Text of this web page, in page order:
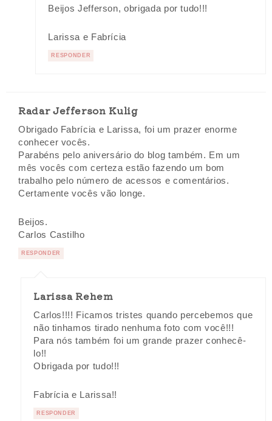
Beijos Jefferson, obrigada por tudo!!!
Larissa e Fabrícia
RESPONDER
Radar Jefferson Kulig
Obrigado Fabrícia e Larissa, foi um prazer enorme
conhecer vocês.
Parabéns pelo aniversário do blog também. Em um
mês vocês com certeza estão fazendo um bom
trabalho pelo número de acessos e comentários.
Certamente vocês vão longe.
Beijos.
Carlos Castilho
RESPONDER
Larissa Rehem
Carlos!!!! Ficamos tristes quando percebemos que
não tinhamos tirado nenhuma foto com você!!!
Para nós também foi um grande prazer conhecê-
lo!!
Obrigada por tudo!!!
Fabrícia e Larissa!!
RESPONDER